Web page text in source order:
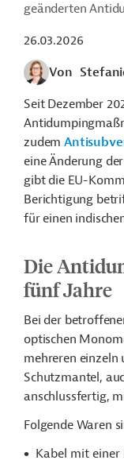
geänderten
26.03.2026
Von
Seit Dezember
zudem
eine Änderung
gibt die EU-
Berichtigung
für einen
Die
fünf Jahre
Bei der
optischen
mehreren einzeln
Schutzmantel,
anschlussfertig,
Folgende Waren
Kabel mit